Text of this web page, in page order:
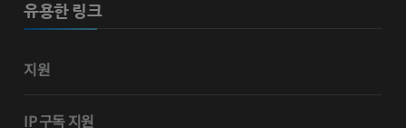
유용한 링크
지원
IP 구독 지원